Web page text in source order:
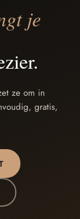
je
ze om in
gratis,